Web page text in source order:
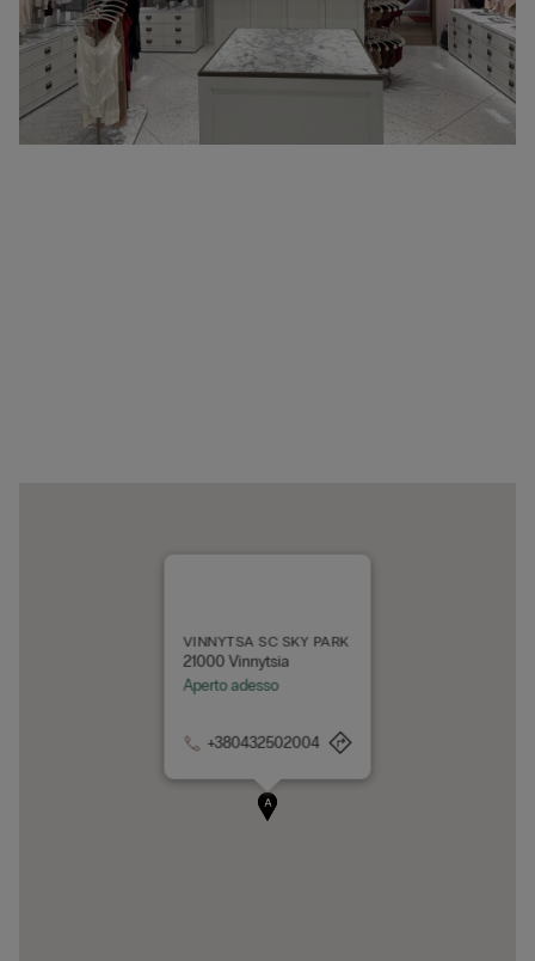
A
VINNYTSA SC SKY PARK
21000 Vinnytsia
Aperto adesso
+380432502004